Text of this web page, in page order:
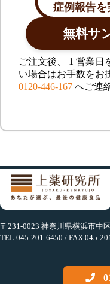
症例報告
無料サ
ご注文後、 1 営業日
い場合はお手数をお
0120-446-167へご連
〒231-0023 神奈川県横浜市中
TEL 045-201-6450 / FAX 045-